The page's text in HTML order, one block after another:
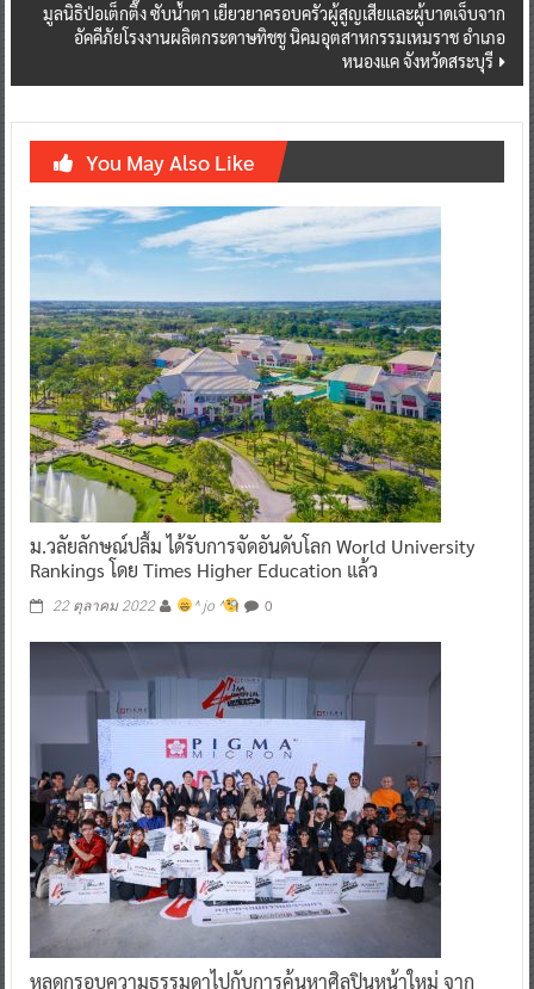
มูลนิธิป่อเต็กตึ๊ง ซับน้ำตา เยียวยาครอบครัวผู้สูญเสียและผู้บาดเจ็บจาก
อัคคีภัยโรงงานผลิตกระดาษทิชชู นิคมอุตสาหกรรมเหมราช อำเภอ
หนองแค จังหวัดสระบุรี
You May Also Like
ม.วลัยลักษณ์ปลื้ม ได้รับการจัดอันดับโลก World University
Rankings โดย Times Higher Education แล้ว
22 ตุลาคม 2022 ^ jo ^ 0
หลุดกรอบความธรรมดาไปกับการค้นหาศิลปินหน้าใหม่ จาก